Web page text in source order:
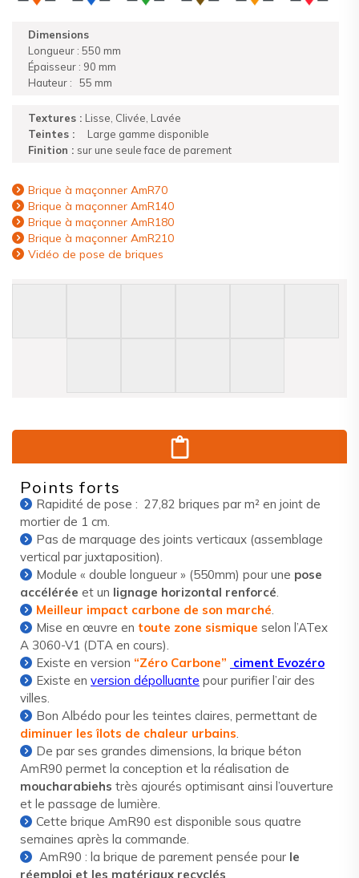
Dimensions
Longueur : 550 mm
Épaisseur : 90 mm
Hauteur : 55 mm
Textures : Lisse, Clivée, Lavée
Teintes : Large gamme disponible
Finition : sur une seule face de parement
Brique à maçonner AmR70
Brique à maçonner AmR140
Brique à maçonner AmR180
Brique à maçonner AmR210
Vidéo de pose de briques
Points forts
Rapidité de pose : 27,82 briques par m² en joint de
mortier de 1 cm.
Pas de marquage des joints verticaux (assemblage
vertical par juxtaposition).
Module « double longueur » (550mm) pour une pose
accélérée et un lignage horizontal renforcé.
Meilleur impact carbone de son marché.
Mise en œuvre en toute zone sismique selon l’ATex
A 3060-V1 (DTA en cours).
Existe en version “Zéro Carbone” ciment Evozéro
Existe en version dépolluante pour purifier l’air des
villes.
Bon Albédo pour les teintes claires, permettant de
diminuer les îlots de chaleur urbains.
De par ses grandes dimensions, la brique béton
AmR90 permet la conception et la réalisation de
moucharabiehs très ajourés optimisant ainsi l’ouverture
et le passage de lumière.
Cette brique AmR90 est disponible sous quatre
semaines après la commande.
AmR90 : la brique de parement pensée pour le
réemploi et les matériaux recyclés